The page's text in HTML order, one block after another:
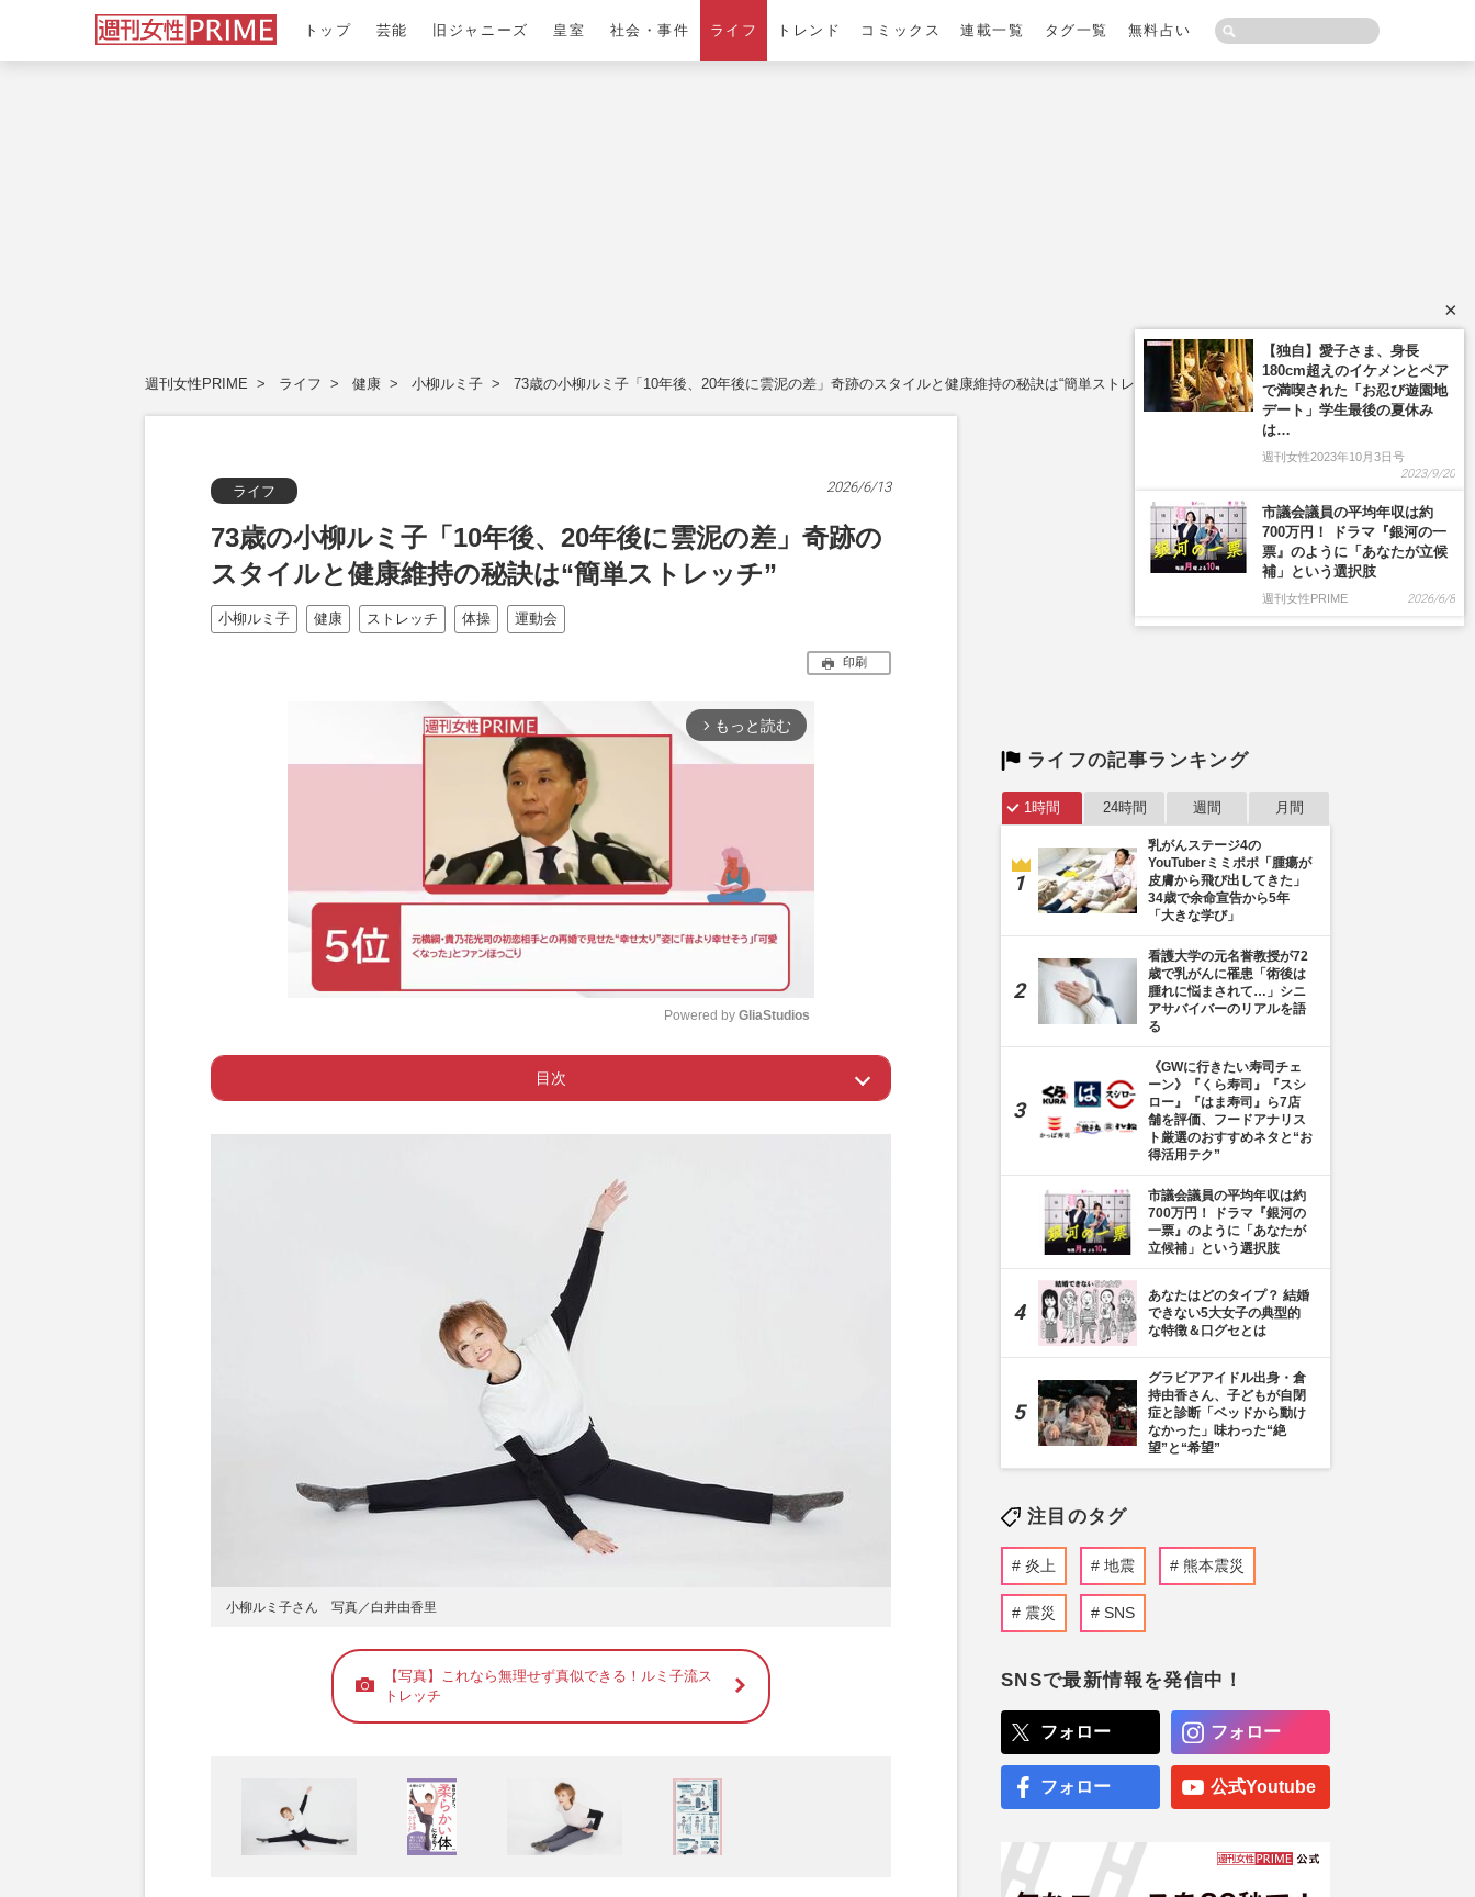
トップ 芸能 旧ジャニーズ 皇室 社会・事件 ライフ トレンド コミックス 連載一覧 タグ一覧 無料占い
週刊女性PRIME ライフ 健康 小柳ルミ子 73歳の小柳ルミ子「10年後、20年後に雲泥の差」奇跡のスタイルと健康維持の秘訣は“簡単ストレッチ”
ライフ 2026/6/13
73歳の小柳ルミ子「10年後、20年後に雲泥の差」奇跡の
スタイルと健康維持の秘訣は“簡単ストレッチ”
小柳ルミ子 健康 ストレッチ 体操 運動会
印刷
arrow_forward_ios もっと読む
t
Powered by GliaStudios
目次
Page 1 ー 好きなタイミングで行えるのが長く続けられる秘訣
ー 身体はやればやっただけ応えてくれる
小柳ルミ子さん 写真／白井由香里
【写真】これなら無理せず真似できる！ルミ子流ス
トレッチ
ライフの記事ランキング
1時間 24時間 週間 月間
乳がんステージ4の
YouTuberミミポポ「腫瘍が
皮膚から飛び出してきた」
34歳で余命宣告から5年
「大きな学び」
看護大学の元名誉教授が72
歳で乳がんに罹患「術後は
腫れに悩まされて…」シニ
アサバイバーのリアルを語
る
《GWに行きたい寿司チェ
ーン》『くら寿司』『スシ
ロー』『はま寿司』ら7店
舗を評価、フードアナリス
ト厳選のおすすめネタと“お
得活用テク”
市議会議員の平均年収は約
700万円！ ドラマ『銀河の
一票』のように「あなたが
立候補」という選択肢
あなたはどのタイプ？ 結婚
できない5大女子の典型的
な特徴＆口グセとは
グラビアアイドル出身・倉
持由香さん、子どもが自閉
症と診断「ベッドから動け
なかった」味わった“絶
望”と“希望”
注目のタグ
炎上 地震 熊本震災
震災 SNS
SNSで最新情報を発信中！
フォロー フォロー
フォロー 公式Youtube
×